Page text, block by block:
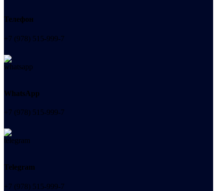
Телефон
+7 (978) 515-999-7
WhatsApp
+7 (978) 515-999-7
Telegram
+7 (978) 515-999-7